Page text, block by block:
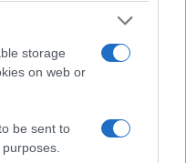
storage
on web or
be sent to